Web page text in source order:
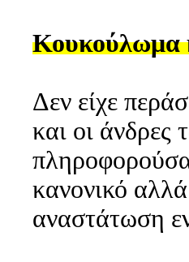
Κουκούλωμα
Δεν είχε
και οι
κανονικό
αναστάτωση